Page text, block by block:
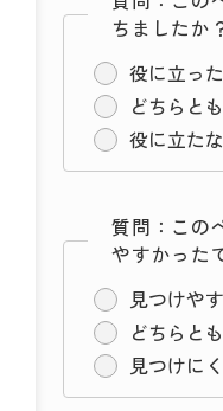
ちましたか
役に立った
どちらと
役に立た
質問：この
やすかった
見つけや
どちらと
見つけに